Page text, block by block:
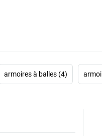
armoires à balles (4)